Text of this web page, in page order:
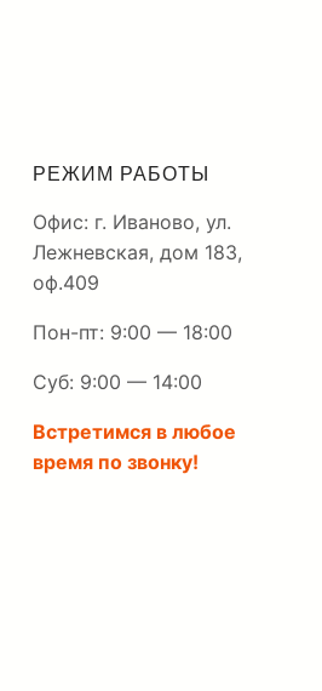
РЕЖИМ РАБОТЫ
Офис: г. Иваново, ул.
Лежневская, дом 183,
оф.409
Пон-пт: 9:00 — 18:00
Суб: 9:00 — 14:00
Встретимся в любое
время по звонку!